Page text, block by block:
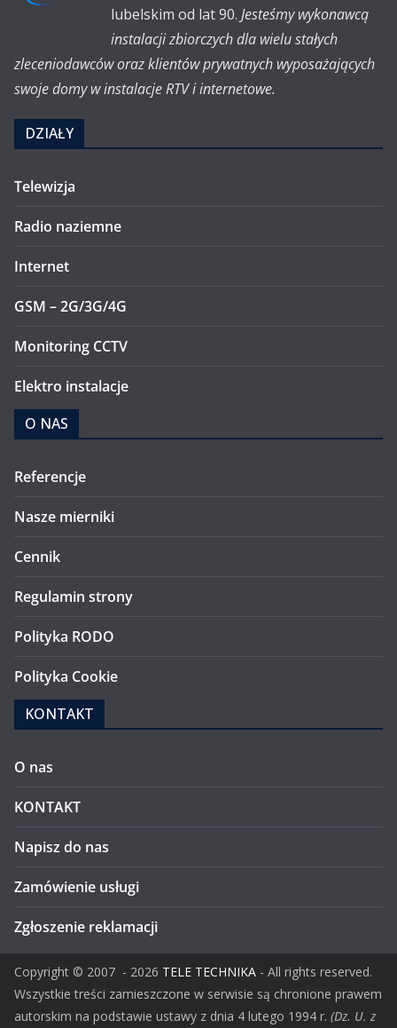
lubelskim od lat 90. Jesteśmy wykonawcą
instalacji zbiorczych dla wielu stałych
zleceniodawców oraz klientów prywatnych wyposażających
swoje domy w instalacje RTV i internetowe.
DZIAŁY
Telewizja
Radio naziemne
Internet
GSM – 2G/3G/4G
Monitoring CCTV
Elektro instalacje
O NAS
Referencje
Nasze mierniki
Cennik
Regulamin strony
Polityka RODO
Polityka Cookie
KONTAKT
O nas
KONTAKT
Napisz do nas
Zamówienie usługi
Zgłoszenie reklamacji
Copyright © 2007 - 2026 TELE TECHNIKA - All rights reserved.
Wszystkie treści zamieszczone w serwisie są chronione prawem
autorskim na podstawie ustawy z dnia 4 lutego 1994 r. (Dz. U. z